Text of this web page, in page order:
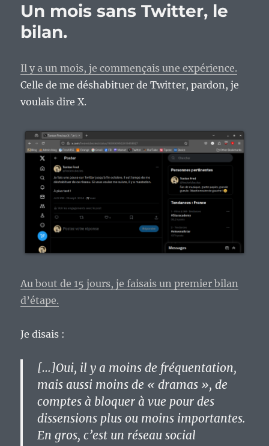
Un mois sans Twitter, le
bilan.
Il y a un mois, je commençais une expérience.
Celle de me déshabituer de Twitter, pardon, je
voulais dire X.
Au bout de 15 jours, je faisais un premier bilan
d’étape.
Je disais :
[…]Oui, il y a moins de fréquentation,
mais aussi moins de « dramas », de
comptes à bloquer à vue pour des
dissensions plus ou moins importantes.
En gros, c’est un réseau social